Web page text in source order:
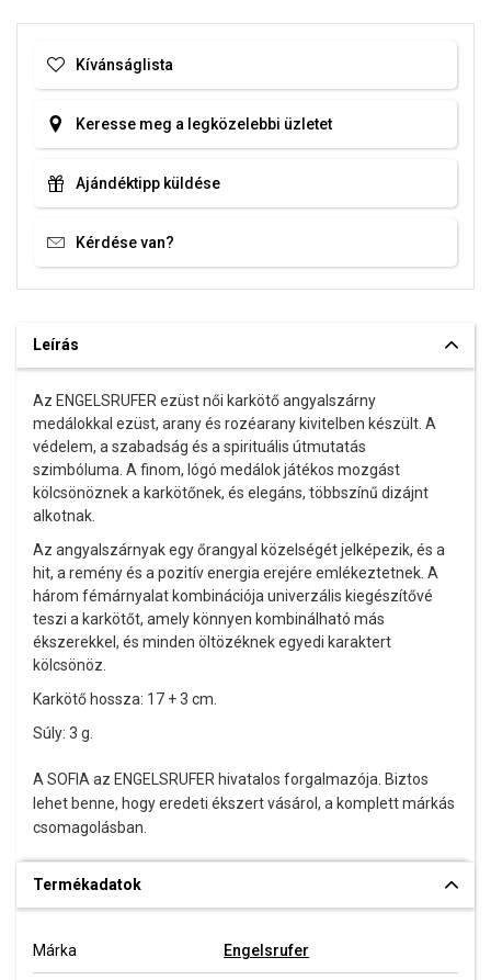
Kívánságlista
Keresse meg a legközelebbi üzletet
Ajándéktipp küldése
Kérdése van?
Leírás
Az ENGELSRUFER ezüst női karkötő angyalszárny
medálokkal ezüst, arany és rozéarany kivitelben készült. A
védelem, a szabadság és a spirituális útmutatás
szimbóluma . A finom, lógó medálok játékos mozgást
kölcsönöznek a karkötőnek, és elegáns, többszínű dizájnt
alkotnak.
Az angyalszárnyak egy őrangyal közelségét jelképezik, és a
hit, a remény és a pozitív energia erejére emlékeztetnek. A
három fémárnyalat kombinációja univerzális kiegészítővé
teszi a karkötőt, amely könnyen kombinálható más
ékszerekkel, és minden öltözéknek egyedi karaktert
kölcsönöz.
Karkötő hossza: 17 + 3 cm.
Súly: 3 g.
A SOFIA az ENGELSRUFER hivatalos forgalmazója. Biztos
lehet benne, hogy eredeti ékszert vásárol, a komplett márkás
csomagolásban.
Termékadatok
Márka Engelsrufer